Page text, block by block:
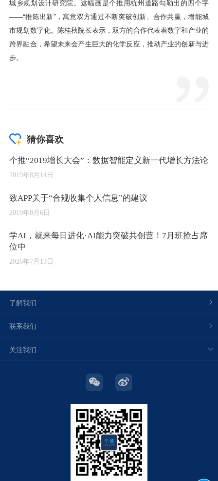
猜你喜欢
个推“2019增长大会”：数据智能定义新一代增长方法论
2019年8月14日
致APP关于“合规收集个人信息”的建议
2019年8月6日
学AI，就来每日进化·AI能力突破共创营！7月班抢占席
位中
2026年7月13日
了解我们
联系我们
关注我们